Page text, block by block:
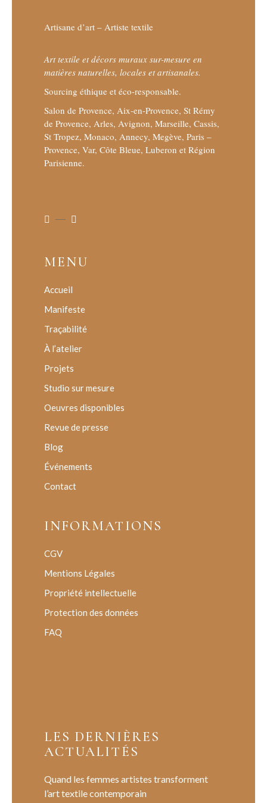
Artisane d’art – Artiste textile
Art textile et décors muraux sur-mesure en
matières naturelles, locales et artisanales.
Sourcing éthique et éco-responsable.
Salon de Provence, Aix-en-Provence, St Rémy
de Provence, Arles, Avignon, Marseille, Cassis,
St Tropez, Monaco, Annecy, Megève, Paris –
Provence, Var, Côte Bleue, Luberon et Région
Parisienne.
MENU
Accueil
Manifeste
Traçabilité
À l’atelier
Projets
Studio sur mesure
Oeuvres disponibles
Revue de presse
Blog
Événements
Contact
INFORMATIONS
CGV
Mentions Légales
Propriété intellectuelle
Protection des données
FAQ
LES DERNIÈRES
ACTUALITÉS
Quand les femmes artistes transforment
l’art textile contemporain